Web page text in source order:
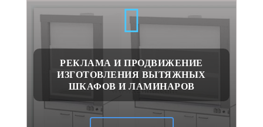
РЕКЛАМА И ПРОДВИЖЕНИЕ
ИЗГОТОВЛЕНИЯ ВЫТЯЖНЫХ
ШКАФОВ И ЛАМИНАРОВ